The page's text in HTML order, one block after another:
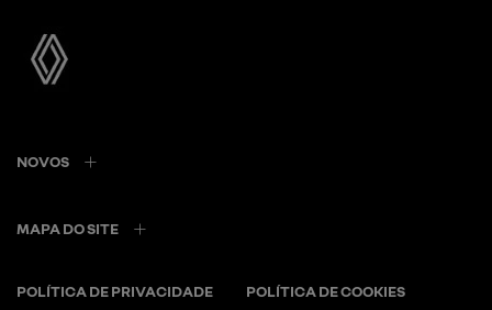
NOVOS
MAPA DO SITE
POLÍTICA DE PRIVACIDADE POLÍTICA DE COOKIES